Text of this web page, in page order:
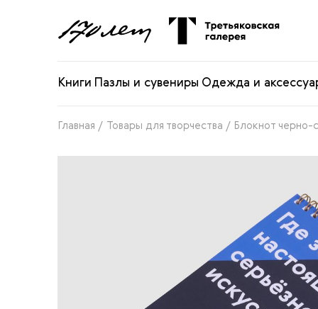
Книги Пазлы и сувениры Одежда и
Главная / Товары для творчества / Блокнот черно-